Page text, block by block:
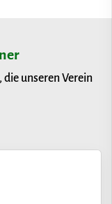
unseren Verein